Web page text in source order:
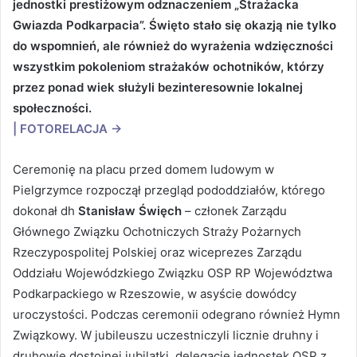
jednostki prestiżowym odznaczeniem „Strażacka
Gwiazda Podkarpacia”. Święto stało się okazją nie tylko
do wspomnień, ale również do wyrażenia wdzięczności
wszystkim pokoleniom strażaków ochotników, którzy
przez ponad wiek służyli bezinteresownie lokalnej
społeczności.
FOTORELACJA →
Ceremonię na placu przed domem ludowym w
Pielgrzymce rozpoczął przegląd pododdziałów, którego
dokonał dh Stanisław Święch – członek Zarządu
Głównego Związku Ochotniczych Straży Pożarnych
Rzeczypospolitej Polskiej oraz wiceprezes Zarządu
Oddziału Wojewódzkiego Związku OSP RP Województwa
Podkarpackiego w Rzeszowie, w asyście dowódcy
uroczystości. Podczas ceremonii odegrano również Hymn
Związkowy. W jubileuszu uczestniczyli licznie druhny i